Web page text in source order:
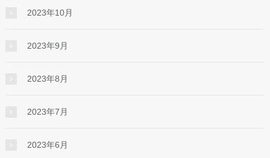
2023年10月
2023年9月
2023年8月
2023年7月
2023年6月